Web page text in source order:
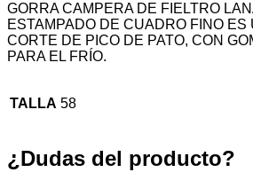
GORRA CAMPERA DE FIELTRO
ESTAMPADO DE CUADRO FINO ES
CORTE DE PICO DE PATO, CON
PARA EL FRÍO.
TALLA 58
¿Dudas del producto?